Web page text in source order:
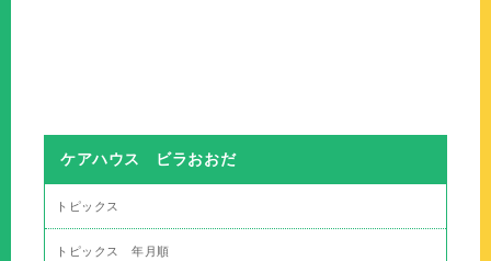
ケアハウス ビラおおだ
トピックス
トピックス 年月順